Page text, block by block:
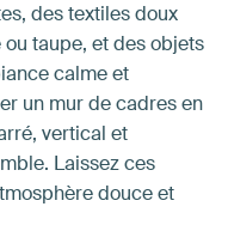
des textiles doux
taupe, et des objets
calme et
un mur de cadres en
vertical et
Laissez ces
douce et